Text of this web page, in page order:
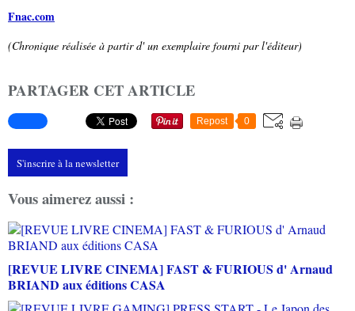
Fnac.com
(Chronique réalisée à partir d' un exemplaire fourni par l'éditeur)
PARTAGER CET ARTICLE
Repost 0
S'inscrire à la newsletter
Vous aimerez aussi :
[REVUE LIVRE CINEMA] FAST & FURIOUS d' Arnaud
BRIAND aux éditions CASA